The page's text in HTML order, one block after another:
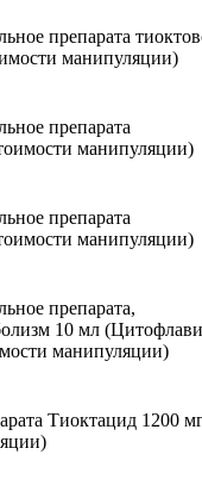
препарата
манипуляции)
препарата
манипуляции)
препарата
манипуляции)
препарата,
10 мл
манипуляции)
Тиоктацид 1200